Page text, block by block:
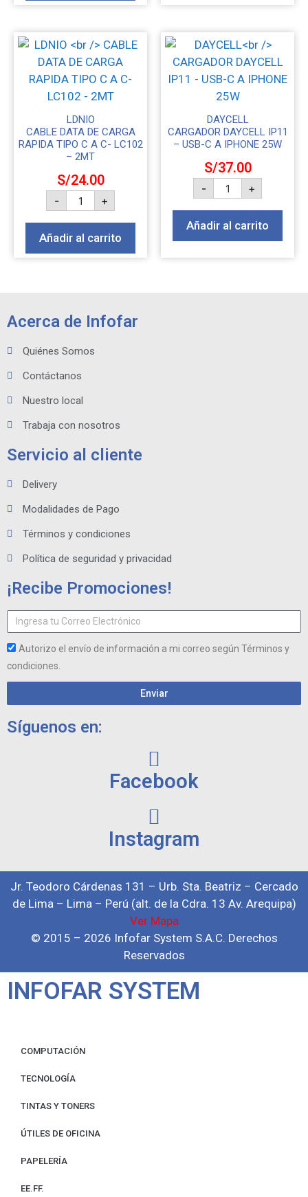
LDNIO
CABLE DATA DE CARGA
RAPIDA TIPO C A C- LC102
– 2MT
S/24.00
- +
Añadir al carrito
DAYCELL
CARGADOR DAYCELL IP11
– USB-C A IPHONE 25W
S/37.00
- +
Añadir al carrito
Acerca de Infofar
Quiénes Somos
Contáctanos
Nuestro local
Trabaja con nosotros
Servicio al cliente
Delivery
Modalidades de Pago
Términos y condiciones
Política de seguridad y privacidad
¡Recibe Promociones!
Autorizo el envío de información a mi correo según Términos y
condiciones.
Enviar
Síguenos en:
Facebook
Instagram
Jr. Teodoro Cárdenas 131 – Urb. Sta. Beatriz – Cercado
de Lima – Lima – Perú (alt. de la Cdra. 13 Av. Arequipa)
Ver Mapa
© 2015 – 2026 Infofar System S.A.C. Derechos
Reservados
INFOFAR SYSTEM
COMPUTACIÓN
TECNOLOGÍA
TINTAS Y TONERS
ÚTILES DE OFICINA
PAPELERÍA
EE.FF.